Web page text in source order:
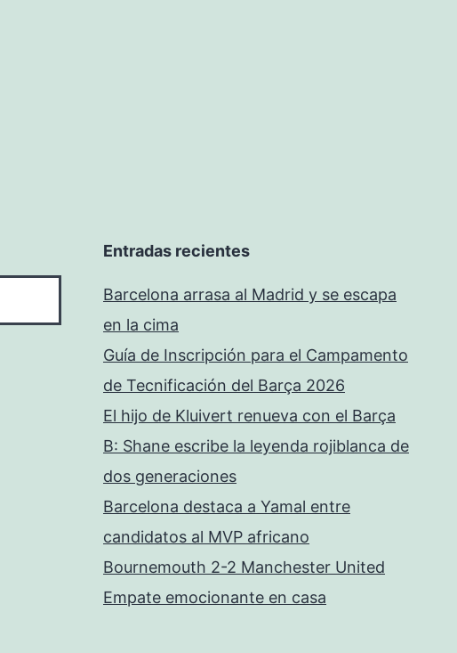
Entradas recientes
Barcelona arrasa al Madrid y se escapa
en la cima
Guía de Inscripción para el Campamento
de Tecnificación del Barça 2026
El hijo de Kluivert renueva con el Barça
B: Shane escribe la leyenda rojiblanca de
dos generaciones
Barcelona destaca a Yamal entre
candidatos al MVP africano
Bournemouth 2-2 Manchester United
Empate emocionante en casa